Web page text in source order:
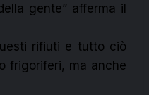
gente” afferma il
rifiuti e tutto ciò
frigoriferi, ma anche